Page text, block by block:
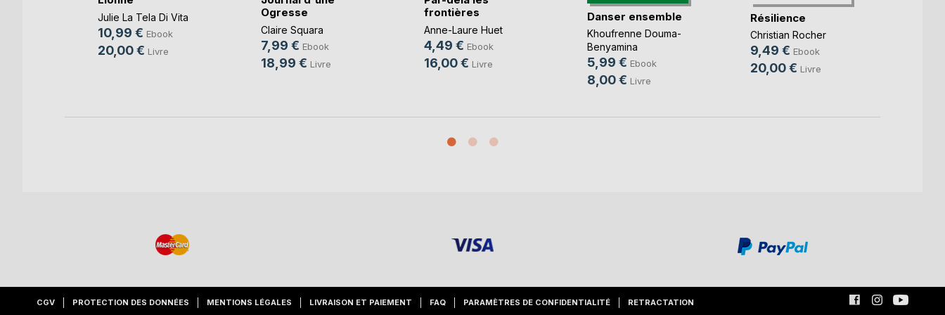
Julie La Tela Di Vita
10,99 € Ebook
20,00 € Livre
Ogresse
Claire Squara
7,99 € Ebook
18,99 € Livre
frontières
Anne-Laure Huet
4,49 € Ebook
16,00 € Livre
Danser ensemble
Khoufrenne Douma-
Benyamina
5,99 € Ebook
8,00 € Livre
Résilience
Christian Rocher
9,49 € Ebook
20,00 € Livre
CGV PROTECTION DES DONNÉES MENTIONS LÉGALES LIVRAISON ET PAIEMENT FAQ PARAMÈTRES DE CONFIDENTIALITÉ RETRACTATION